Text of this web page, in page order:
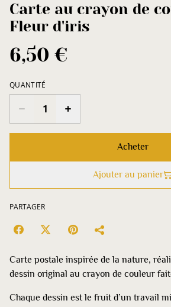
Carte au crayon de
Fleur d'iris
6,50 €
QUANTITÉ
Acheter
Ajouter au panier
PARTAGER
Carte postale inspirée de la nature,
dessin original au crayon de couleur
Chaque dessin est le fruit d’un travail